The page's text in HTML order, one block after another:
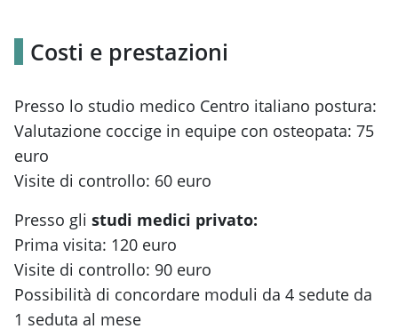
Costi e prestazioni
Presso lo studio medico Centro italiano postura:
Valutazione coccige in equipe con osteopata: 75
euro
Visite di controllo: 60 euro
Presso gli studi medici privato:
Prima visita: 120 euro
Visite di controllo: 90 euro
Possibilità di concordare moduli da 4 sedute da
1 seduta al mese